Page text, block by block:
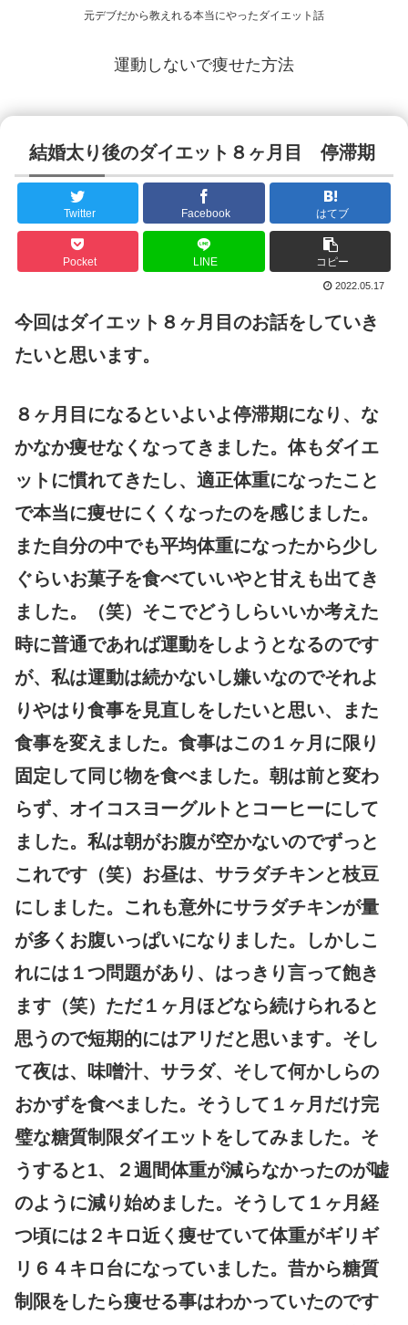
元デブだから教えれる本当にやったダイエット話
運動しないで痩せた方法
結婚太り後のダイエット８ヶ月目 停滞期
Twitter Facebook はてブ
Pocket LINE コピー
2022.05.17
今回はダイエット８ヶ月目のお話をしていき
たいと思います。
８ヶ月目になるといよいよ停滞期になり、な
かなか痩せなくなってきました。体もダイエ
ットに慣れてきたし、適正体重になったこと
で本当に痩せにくくなったのを感じました。
また自分の中でも平均体重になったから少し
ぐらいお菓子を食べていいやと甘えも出てき
ました。（笑）そこでどうしらいいか考えた
時に普通であれば運動をしようとなるのです
が、私は運動は続かないし嫌いなのでそれよ
りやはり食事を見直しをしたいと思い、また
食事を変えました。食事はこの１ヶ月に限り
固定して同じ物を食べました。朝は前と変わ
らず、オイコスヨーグルトとコーヒーにして
ました。私は朝がお腹が空かないのでずっと
これです（笑）お昼は、サラダチキンと枝豆
にしました。これも意外にサラダチキンが量
が多くお腹いっぱいになりました。しかしこ
れには１つ問題があり、はっきり言って飽き
ます（笑）ただ１ヶ月ほどなら続けられると
思うので短期的にはアリだと思います。そし
て夜は、味噌汁、サラダ、そして何かしらの
おかずを食べました。そうして１ヶ月だけ完
璧な糖質制限ダイエットをしてみました。そ
うすると1、２週間体重が減らなかったのが嘘
のように減り始めました。そうして１ヶ月経
つ頃には２キロ近く痩せていて体重がギリギ
リ６４キロ台になっていました。昔から糖質
制限をしたら痩せる事はわかっていたのです